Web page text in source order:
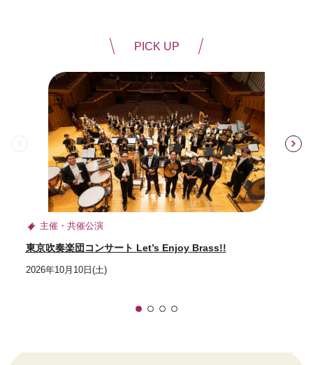
PICK UP
主催・共催公演
東京吹奏楽団コンサート Let’s Enjoy Brass!!
2026年10月10日(土)
前
1 2